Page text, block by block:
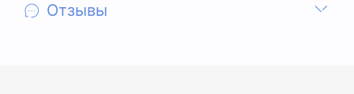
Отзывы